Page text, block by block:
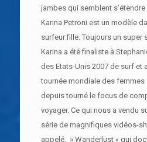
jambes qui semblent
Karina Petroni est un modèle
surfeur fille. Toujours un super
Karina a été finaliste à
des Etats-Unis 2007 de surf et
tournée mondiale des femmes
depuis tourné le focus de
voyager. Ce qui nous a vendu
série de magnifiques vidéos-
appelé, » Wanderlust « qui